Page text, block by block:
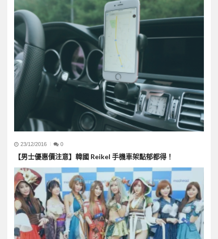
23/12/2016 0
【男士優惠價注意】韓國 Reikel 手機車架點郁都得！